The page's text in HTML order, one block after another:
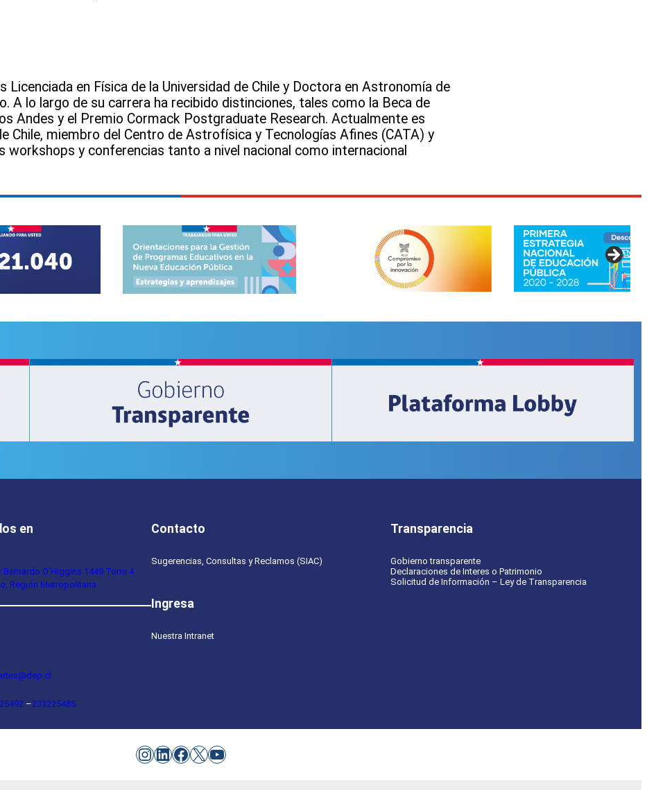
Licenciada en Física de la Universidad de Chile y Doctora en Astronomía de
A lo largo de su carrera ha recibido distinciones, tales como la Beca de
Andes y el Premio Cormack Postgraduate Research. Actualmente es
Chile, miembro del Centro de Astrofísica y Tecnologías Afines (CATA) y
workshops y conferencias tanto a nivel nacional como internacional
en
O’Higgins 1449 Torre 4
Región Metropolitana.
–233225485
Contacto
Sugerencias, Consultas y Reclamos (SIAC)
Ingresa
Nuestra Intranet
Transparencia
Gobierno transparente
Declaraciones de Interes o Patrimonio
Solicitud de Información – Ley de Transparencia
Instagram
LinkedIn
Facebook
X YouTube